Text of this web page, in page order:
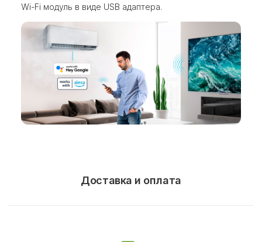
Wi-Fi модуль в виде USB адаптера.
Доставка и оплата